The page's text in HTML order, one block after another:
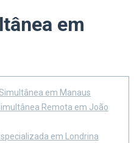
em
em Manaus
Remota em João
em Londrina